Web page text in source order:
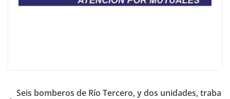
Seis bomberos de Río Tercero, y dos unidades, traba